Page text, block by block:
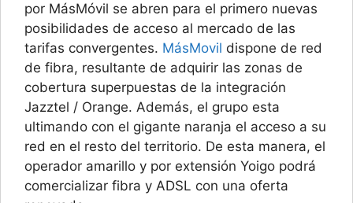
por MásMóvil se abren para el primero nuevas
posibilidades de acceso al mercado de las
tarifas convergentes. MásMovil dispone de red
de fibra, resultante de adquirir las zonas de
cobertura superpuestas de la integración
Jazztel / Orange. Además, el grupo esta
ultimando con el gigante naranja el acceso a su
red en el resto del territorio. De esta manera, el
operador amarillo y por extensión Yoigo podrá
comercializar fibra y ADSL con una oferta